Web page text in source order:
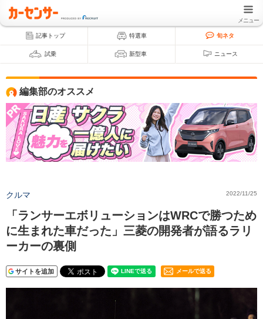
メニュー
記事トップ 特選車 旬ネタ
試乗 新型車 ニュース
編集部のオススメ
クルマ 2022/11/25
「ランサーエボリューションはWRCで勝つため
に生まれた車だった」三菱の開発者が語るラリ
ーカーの裏側
サイトを追加 メールで送る